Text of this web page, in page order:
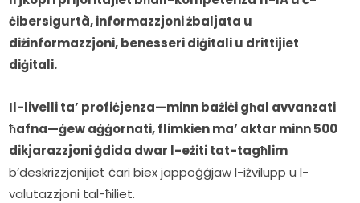
ċibersigurtà, informazzjoni żbaljata u
diżinformazzjoni, benesseri diġitali u drittijiet
diġitali.
Il-livelli ta’ profiċjenza—minn bażiċi għal avvanzati
ħafna—ġew aġġornati, flimkien ma’ aktar minn 500
dikjarazzjoni ġdida dwar l-eżiti tat-tagħlim
b’deskrizzjonijiet ċari biex jappoġġjaw l-iżvilupp u l-
valutazzjoni tal-ħiliet.